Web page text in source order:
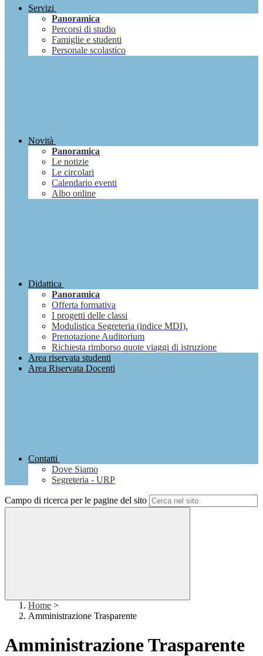
Servizi
Panoramica
Percorsi di studio
Famiglie e studenti
Personale scolastico
Novità
Panoramica
Le notizie
Le circolari
Calendario eventi
Albo online
Didattica
Panoramica
Offerta formativa
I progetti delle classi
Modulistica Segreteria (indice MDI).
Prenotazione Auditorium
Richiesta rimborso quote viaggi di istruzione
Area riservata studenti
Area Riservata Docenti
Contatti
Dove Siamo
Segreteria - URP
Campo di ricerca per le pagine del sito
Home >
Amministrazione Trasparente
Amministrazione Trasparente